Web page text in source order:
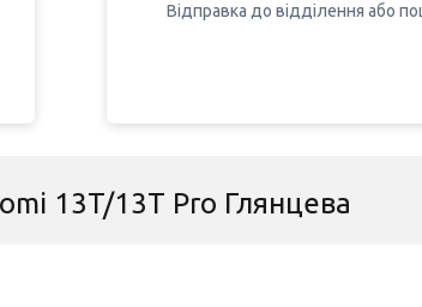
Відправка до відділення або
13T/13T Pro Глянцева